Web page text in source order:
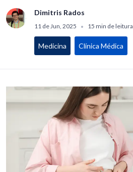
Dimitris Rados
11 de Jun, 2025 • 15 min de leitura
Medicina Clínica Médica